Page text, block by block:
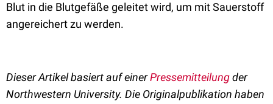
Blut in die Blutgefäße geleitet wird, um mit Sauerstoff
angereichert zu werden.
Dieser Artikel basiert auf einerPressemitteilungder
Northwestern University. Die Originalpublikation haben